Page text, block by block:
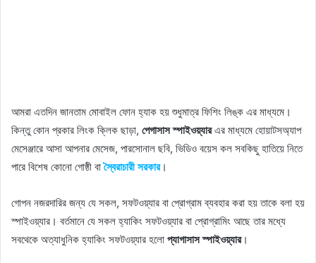
আমরা এতদিন জানতাম মোবাইল ফোন হ্যাক হয় শুধুমাত্র ফিশিং লিঙ্ক এর মাধ্যমে।
কিন্তু কোন প্রকার লিংক ক্লিক ছাড়া, পেগাসাস স্পাইওয়্যারএর মাধ্যমে হোয়াটসঅ্যাপ
মেসেঞ্জারে আসা আপনার মেসেজ, পারসোনাল ছবি, ভিডিও বয়েস কল সবকিছু হাতিয়ে নিতে
পারে বিশেষ কোনো গোষ্ঠী বাস্বৈরাচারী সরকার।
গোপন নজরদারির জন্য যে সকল, সফটওয়্যার বা প্রোগ্রাম ব্যবহার করা হয় তাকে বলা হয়
স্পাইওয়্যার। বর্তমানে যে সকল হ্যাকিং সফটওয়্যার বা প্রোগ্রামিং আছে তার মধ্যে
সবথেকে অত্যাধুনিক হ্যাকিং সফটওয়্যার হলো প্যাগাসাস স্পাইওয়্যার।